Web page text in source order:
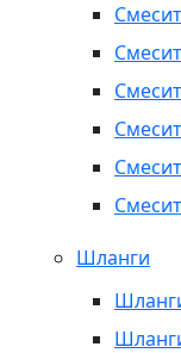
Шланги